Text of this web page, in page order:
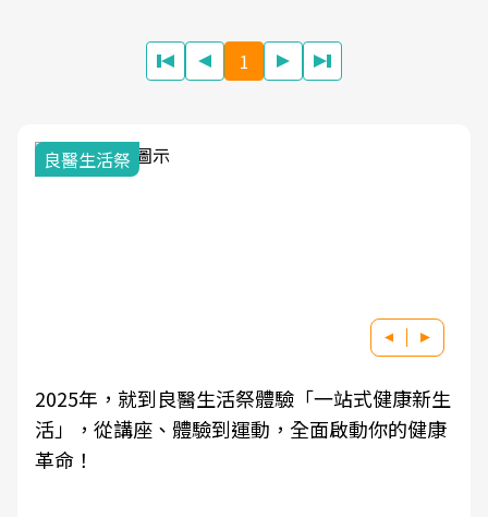
1
驗「一站式健康新生
，全面啟動你的健康
良醫健康網從「換季的身體
學觀點與日常感受的對話，